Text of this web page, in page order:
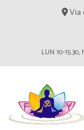
Enter)
Via
LUN 10-15.30,